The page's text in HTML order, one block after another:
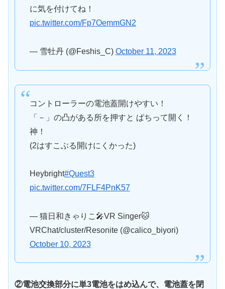
に気を付けてね！
pic.twitter.com/Fp7OemmGN2
— 雪牡丹 (@Feshis_C) October 11, 2023
コントローラーの電池蓋開けやすい！
「－」の凸がある所を押すと ぱちって開く！
神！
(2はすこぶる開けにくかった)
Heybright#Quest3
pic.twitter.com/7FLF4PnK57
— 猫日和きゃりこ🎤VR Singer🐱
VRChat/cluster/Resonite (@calico_biyori)
October 10, 2023
②電池交換部分に単3電池をはめ込んで、電池蓋を閉